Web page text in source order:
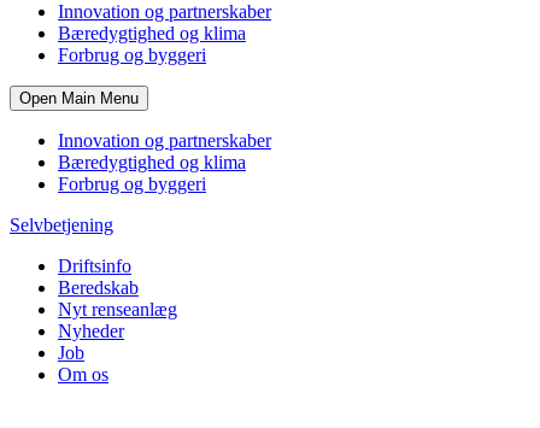
Innovation og partnerskaber
Bæredygtighed og klima
Forbrug og byggeri
Open Main Menu
Innovation og partnerskaber
Bæredygtighed og klima
Forbrug og byggeri
Selvbetjening
Driftsinfo
Beredskab
Nyt renseanlæg
Nyheder
Job
Om os